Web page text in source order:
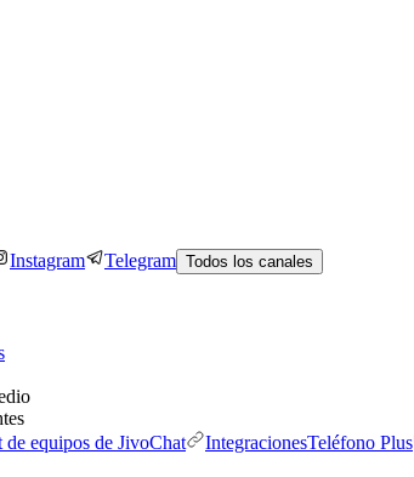
Instagram Telegram Todos los canales
de equipos de JivoChat IntegracionesTeléfono Plus